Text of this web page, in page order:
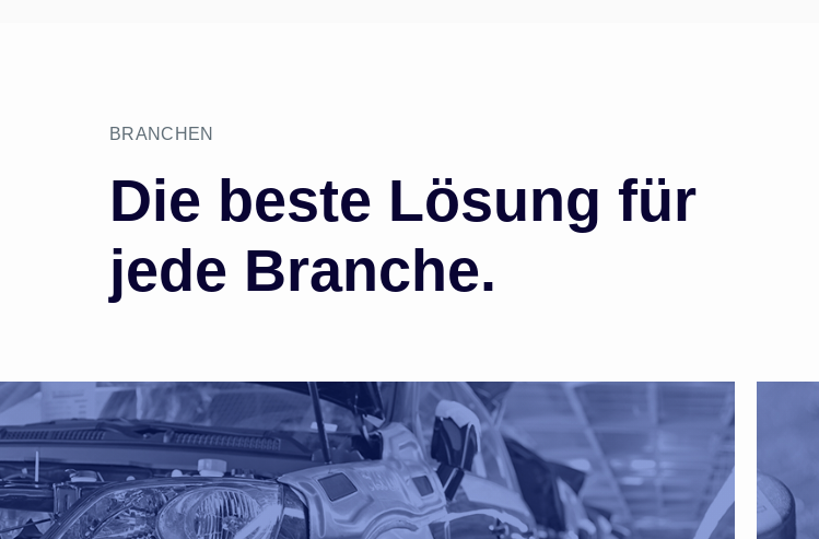
BRANCHEN
Die beste Lösung für
jede Branche.